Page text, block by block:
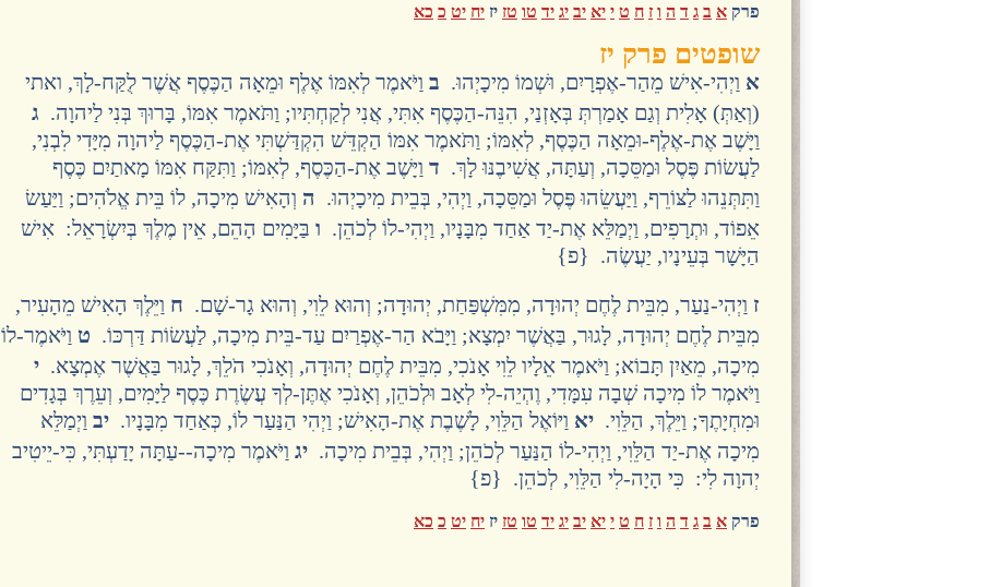
פרק א ב ג ד ה ו ז ח ט י יא יב יג יד טו טז יז יח יט כ כא
שופטים פרק יז
א וַיְהִי-אִישׁ מֵהַר-אֶפְרָיִם, וּשְׁמוֹ מִיכָיְהוּ. ב וַיֹּאמֶר לְאִמּוֹ אֶלֶף וּמֵאָה הַכֶּסֶף אֲשֶׁר לֻקַּח-לָךְ, ואתי
(וְאַתְּ) אָלִית וְגַם אָמַרְתְּ בְּאָזְנַי, הִנֵּה-הַכֶּסֶף אִתִּי, אֲנִי לְקַחְתִּיו; וַתֹּאמֶר אִמּוֹ, בָּרוּךְ בְּנִי לַיהוָה. ג
וַיָּשֶׁב אֶת-אֶלֶף-וּמֵאָה הַכֶּסֶף, לְאִמּוֹ; וַתֹּאמֶר אִמּוֹ הַקְדֵּשׁ הִקְדַּשְׁתִּי אֶת-הַכֶּסֶף לַיהוָה מִיָּדִי לִבְנִי,
לַעֲשׂוֹת פֶּסֶל וּמַסֵּכָה, וְעַתָּה, אֲשִׁיבֶנּוּ לָךְ. ד וַיָּשֶׁב אֶת-הַכֶּסֶף, לְאִמּוֹ; וַתִּקַּח אִמּוֹ מָאתַיִם כֶּסֶף
וַתִּתְּנֵהוּ לַצּוֹרֵף, וַיַּעֲשֵׂהוּ פֶּסֶל וּמַסֵּכָה, וַיְהִי, בְּבֵית מִיכָיְהוּ. ה וְהָאִישׁ מִיכָה, לוֹ בֵּית אֱלֹהִים; וַיַּעַשׂ
אֵפוֹד, וּתְרָפִים, וַיְמַלֵּא אֶת-יַד אַחַד מִבָּנָיו, וַיְהִי-לוֹ לְכֹהֵן. ו בַּיָּמִים הָהֵם, אֵין מֶלֶךְ בְּיִשְׂרָאֵל: אִישׁ
הַיָּשָׁר בְּעֵינָיו, יַעֲשֶׂה. {פ}
ז וַיְהִי-נַעַר, מִבֵּית לֶחֶם יְהוּדָה, מִמִּשְׁפַּחַת, יְהוּדָה; וְהוּא לֵוִי, וְהוּא גָר-שָׁם. ח וַיֵּלֶךְ הָאִישׁ מֵהָעִיר,
מִבֵּית לֶחֶם יְהוּדָה, לָגוּר, בַּאֲשֶׁר יִמְצָא; וַיָּבֹא הַר-אֶפְרַיִם עַד-בֵּית מִיכָה, לַעֲשׂוֹת דַּרְכּוֹ. ט וַיֹּאמֶר-לוֹ
מִיכָה, מֵאַיִן תָּבוֹא; וַיֹּאמֶר אֵלָיו לֵוִי אָנֹכִי, מִבֵּית לֶחֶם יְהוּדָה, וְאָנֹכִי הֹלֵךְ, לָגוּר בַּאֲשֶׁר אֶמְצָא. י
וַיֹּאמֶר לוֹ מִיכָה שְׁבָה עִמָּדִי, וֶהְיֵה-לִי לְאָב וּלְכֹהֵן, וְאָנֹכִי אֶתֶּן-לְךָ עֲשֶׂרֶת כֶּסֶף לַיָּמִים, וְעֵרֶךְ בְּגָדִים
וּמִחְיָתֶךָ; וַיֵּלֶךְ, הַלֵּוִי. יא וַיּוֹאֶל הַלֵּוִי, לָשֶׁבֶת אֶת-הָאִישׁ; וַיְהִי הַנַּעַר לוֹ, כְּאַחַד מִבָּנָיו. יב וַיְמַלֵּא
מִיכָה אֶת-יַד הַלֵּוִי, וַיְהִי-לוֹ הַנַּעַר לְכֹהֵן; וַיְהִי, בְּבֵית מִיכָה. יג וַיֹּאמֶר מִיכָה--עַתָּה יָדַעְתִּי, כִּי-יֵיטִיב
יְהוָה לִי: כִּי הָיָה-לִי הַלֵּוִי, לְכֹהֵן. {פ}
פרק א ב ג ד ה ו ז ח ט י יא יב יג יד טו טז יז יח יט כ כא